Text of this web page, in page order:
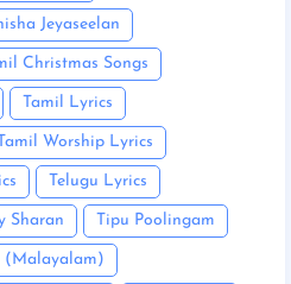
Jeyaseelan
Christmas Songs
Tamil Lyrics
Worship Lyrics
Telugu Lyrics
Sharan Tipu Poolingam
(Malayalam)